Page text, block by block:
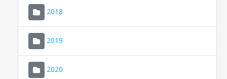
2018
2019
2020